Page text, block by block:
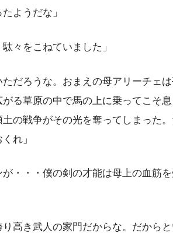
ようだな」
々をこねていました」
ただろうな。おまえの母アリーチェ
がる草原の中で馬の上に乗ってこそ
の戦争がその光を奪ってしまった
れ」
が・・・僕の剣の才能は母上の血筋
り高き武人の家門だからな。だから